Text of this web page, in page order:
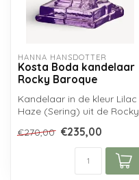
HANNA HANSDOTTER
Kosta Boda kandelaar
Rocky Baroque
Kandelaar in de kleur Lilac
Haze (Sering) uit de Rocky
B...
€270,00 €235,00